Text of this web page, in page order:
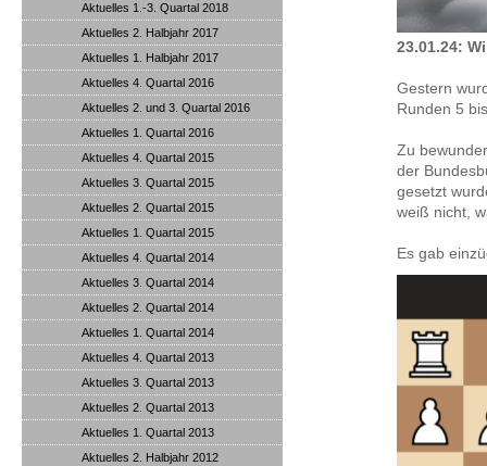
23.01.24:
Gestern
Runden 5
Zu
der
gesetzt
weiß nicht,
Es gab
Aktuelles 1.-3. Quartal 2018
Aktuelles 2. Halbjahr 2017
Aktuelles 1. Halbjahr 2017
Aktuelles 4. Quartal 2016
Aktuelles 2. und 3. Quartal 2016
Aktuelles 1. Quartal 2016
Aktuelles 4. Quartal 2015
Aktuelles 3. Quartal 2015
Aktuelles 2. Quartal 2015
Aktuelles 1. Quartal 2015
Aktuelles 4. Quartal 2014
Aktuelles 3. Quartal 2014
Aktuelles 2. Quartal 2014
Aktuelles 1. Quartal 2014
Aktuelles 4. Quartal 2013
Aktuelles 3. Quartal 2013
Aktuelles 2. Quartal 2013
Aktuelles 1. Quartal 2013
Aktuelles 2. Halbjahr 2012